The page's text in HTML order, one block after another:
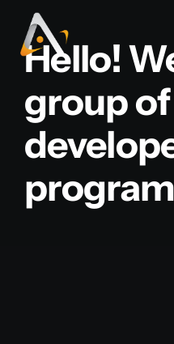
para
Produtos
Informativo
Hello!
group